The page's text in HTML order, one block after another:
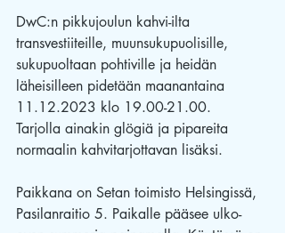
DwC:n pikkujoulun kahvi-ilta
transvestiiteille, muunsukupuolisille,
sukupuoltaan pohtiville ja heidän
läheisilleen pidetään maanantaina
11.12.2023 klo 19.00-21.00.
Tarjolla ainakin glögiä ja pipareita
normaalin kahvitarjottavan lisäksi.
Paikkana on Setan toimisto Helsingissä,
Pasilanraitio 5. Paikalle pääsee ulko-